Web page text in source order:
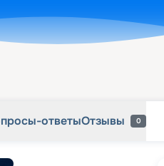
ответыОтзывы 0